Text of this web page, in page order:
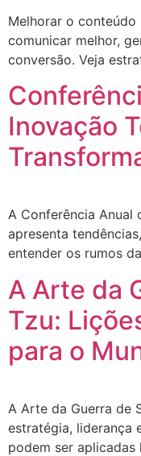
Melhorar o conteúdo
comunicar melhor,
conversão. Veja
Inovação
A Conferência Anual
apresenta
entender os rumos
A Arte da
Tzu:
para o
A Arte da Guerra de
estratégia, liderança
podem ser aplicadas